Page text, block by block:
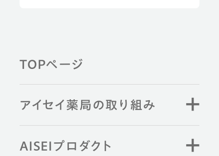
TOPページ
アイセイ薬局の取り組み
AISEIプロダクト